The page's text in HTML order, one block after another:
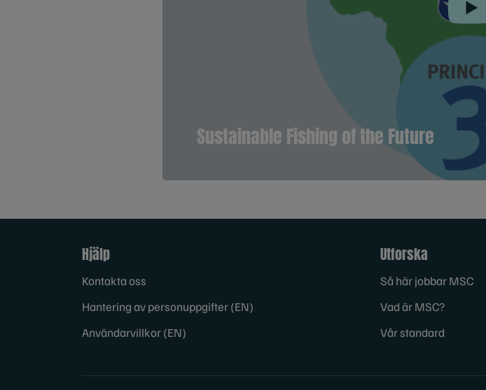
Play
Sustainable Fishing of the Future
Hjälp
Kontakta oss
Hantering av personuppgifter (EN)
Användarvillkor (EN)
Utforska
Så här jobbar MSC
Vad är MSC?
Vår standard